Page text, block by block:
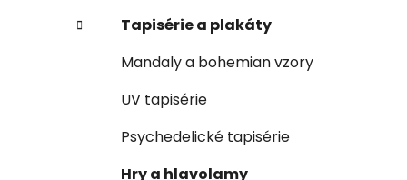
Tapisérie a plakáty
Mandaly a bohemian vzory
UV tapisérie
Psychedelické tapisérie
Hry a hlavolamy